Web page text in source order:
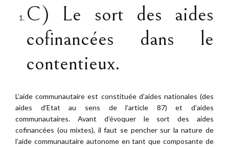
C) Le sort des aides
cofinancées dans le
contentieux.
L’aide communautaire est constituée d’aides nationales (des
aides d’Etat au sens de l’article 87) et d’aides
communautaires. Avant d’évoquer le sort des aides
cofinancées (ou mixtes), il faut se pencher sur la nature de
l’aide communautaire autonome en tant que composante de